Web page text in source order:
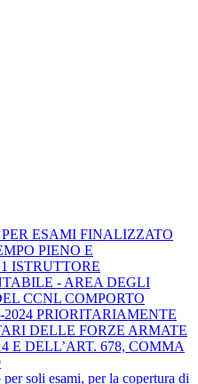
ESAMI FINALIZZATO
PIENO E
ISTRUTTORE
- AREA DEGLI
CCNL COMPORTO
PRIORITARIAMENTE
DELLE FORZE ARMATE
E DELL’ART. 678, COMMA
soli esami, per la copertura di